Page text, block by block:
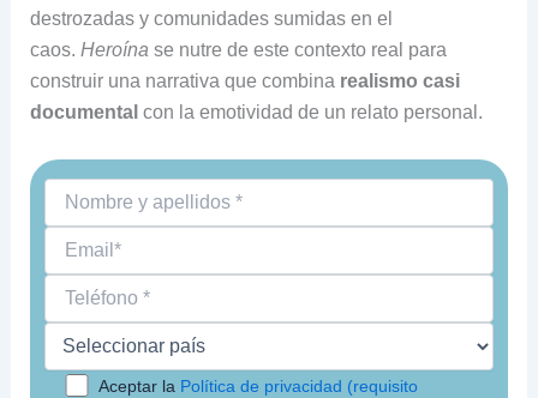
destrozadas y comunidades sumidas en el
caos. Heroína se nutre de este contexto real para
construir una narrativa que combina realismo casi
documental con la emotividad de un relato personal.
Aceptar la Política de privacidad (requisito